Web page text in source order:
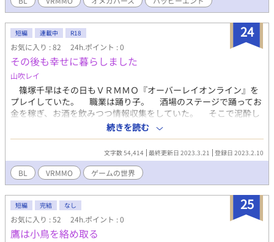
24
短編 連載中 R18
お気に入り : 82 24h.ポイント : 0
その後も幸せに暮らしました
山吹レイ
篠塚千早はその日もＶＲＭＭＯ『オーバーレイオンライン』を
プレイしていた。 職業は踊り子。 酒場のステージで踊ってお
金を稼ぎ、お酒を飲みつつ情報収集をしていた。 そこで泥酔し
ていまい、隣に座った男と一晩過ごしてしまう。 次に目を開け
たとき、ログアウトできないことに気づいた。 強制終了もでき
ない。 ゲームの世界は現実の世界になっていた。
続きを読む
文字数 54,414 最終更新日 2023.3.21 登録日 2023.2.10
BL VRMMO ゲームの世界
25
短編 完結 なし
お気に入り : 52 24h.ポイント : 0
鷹は小鳥を絡め取る